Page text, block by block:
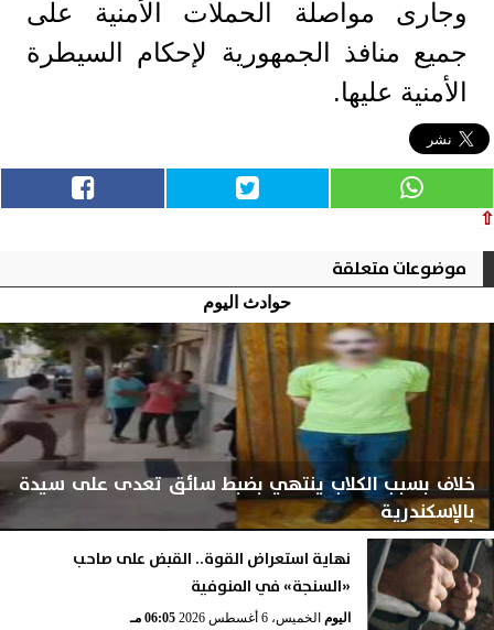
وجارى مواصلة الحملات الأمنية على
جميع منافذ الجمهورية لإحكام السيطرة
الأمنية عليها.
⇧
موضوعات متعلقة
حوادث اليوم
خلاف بسبب الكلاب ينتهي بضبط سائق تعدى على سيدة
بالإسكندرية
اليومالخميس، 6 أغسطس 2026 06:06 مـ
نهاية استعراض القوة.. القبض على صاحب
«السنجة» في المنوفية
اليومالخميس، 6 أغسطس 2026 06:05 مـ